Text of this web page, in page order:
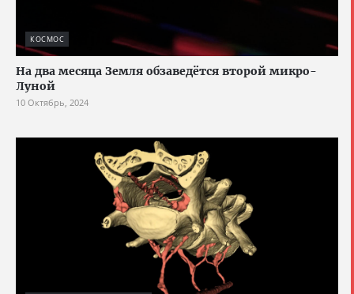
КОСМОС
На два месяца Земля обзаведётся второй микро-
Луной
10 Октябрь, 2024